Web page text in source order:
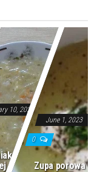
10, 2024
z
kapusty
June 1, 2023
0
Zupa porowa